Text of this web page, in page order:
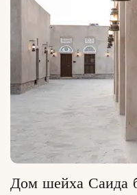
Дом шейха Саида